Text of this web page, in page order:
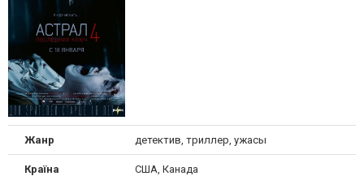
Жанр детектив, триллер, ужасы
Країна США, Канада